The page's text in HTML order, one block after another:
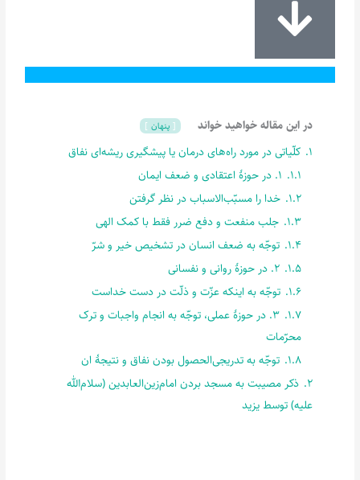
در این مقاله خواهید خواند پنهان
1. کلّیاتی در مورد راه‌های درمان یا پیشگیری ریشه‌ای نفاق
1.1. 1. در حوزۀ اعتقادی و ضعف ایمان
1.2. خدا را مسبّب‌الاسباب در نظر گرفتن
1.3. جلب منفعت و دفع ضرر فقط با کمک الهی
1.4. توجّه به ضعف انسان در تشخیص خیر و شرّ
1.5. 2. در حوزۀ روانی و نفسانی
1.6. توجّه به اینکه عزّت و ذلّت در دست خداست
1.7.
3. در حوزۀ عملی، توجّه به انجام واجبات و ترک
محرّمات
1.8. توجّه به تدریجی‌الحصول بودن نفاق و نتیجۀ ان
2. ذکر مصیبت به مسجد بردن امام‌زین‌العابدین (سلام‌الله
علیه) توسط یزید